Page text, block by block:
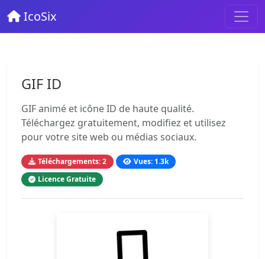
IcoSix
GIF ID
GIF animé et icône ID de haute qualité.
Téléchargez gratuitement, modifiez et utilisez
pour votre site web ou médias sociaux.
Téléchargements: 2
Vues: 1.3k
Licence Gratuite